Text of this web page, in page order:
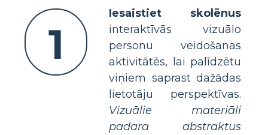
1
Iesaistiet skolēnus
interaktīvās vizuālo
personu veidošanas
aktivitātēs, lai palīdzētu
viņiem saprast dažādas
lietotāju perspektīvas.
Vizuālie materiāli
padara abstraktus